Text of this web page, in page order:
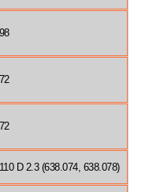
98
72
72
110 D 2.3 (638.074, 638.078)